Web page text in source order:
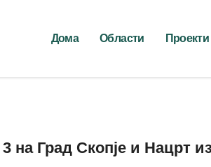
Дома Области Проекти
на Град Скопје и Нацрт